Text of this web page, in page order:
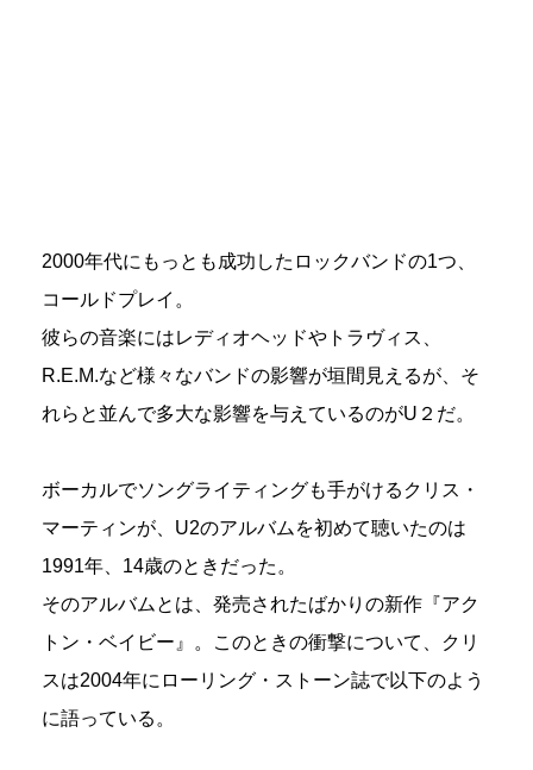
2000年代にもっとも成功したロックバンドの1つ、
コールドプレイ。
彼らの音楽にはレディオヘッドやトラヴィス、
R.E.M.など様々なバンドの影響が垣間見えるが、そ
れらと並んで多大な影響を与えているのがU２だ。
ボーカルでソングライティングも手がけるクリス・
マーティンが、U2のアルバムを初めて聴いたのは
1991年、14歳のときだった。
そのアルバムとは、発売されたばかりの新作『アク
トン・ベイビー』。このときの衝撃について、クリ
スは2004年にローリング・ストーン誌で以下のよう
に語っている。